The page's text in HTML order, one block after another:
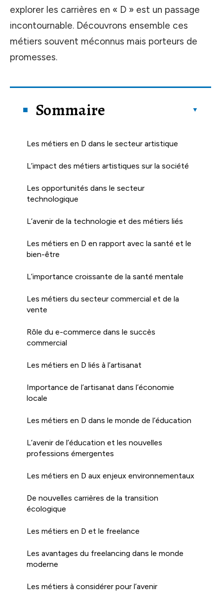
explorer les carrières en « D » est un passage
incontournable. Découvrons ensemble ces
métiers souvent méconnus mais porteurs de
promesses.
Sommaire
Les métiers en D dans le secteur artistique
L’impact des métiers artistiques sur la société
Les opportunités dans le secteur
technologique
L’avenir de la technologie et des métiers liés
Les métiers en D en rapport avec la santé et le
bien-être
L’importance croissante de la santé mentale
Les métiers du secteur commercial et de la
vente
Rôle du e-commerce dans le succès
commercial
Les métiers en D liés à l’artisanat
Importance de l’artisanat dans l’économie
locale
Les métiers en D dans le monde de l’éducation
L’avenir de l’éducation et les nouvelles
professions émergentes
Les métiers en D aux enjeux environnementaux
De nouvelles carrières de la transition
écologique
Les métiers en D et le freelance
Les avantages du freelancing dans le monde
moderne
Les métiers à considérer pour l’avenir